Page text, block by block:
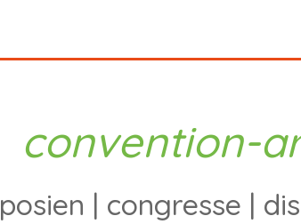
convention-
| congresse |